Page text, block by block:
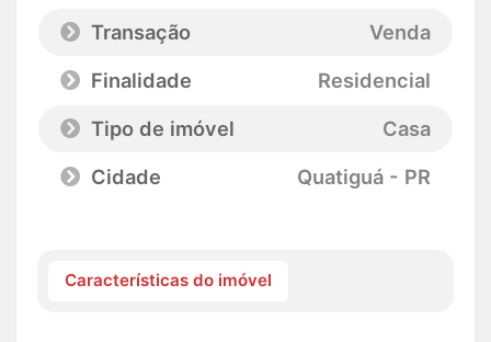
Transação
Venda
Finalidade
Residencial
Tipo de imóvel
Casa
Cidade
Quatiguá - PR
Características do imóvel